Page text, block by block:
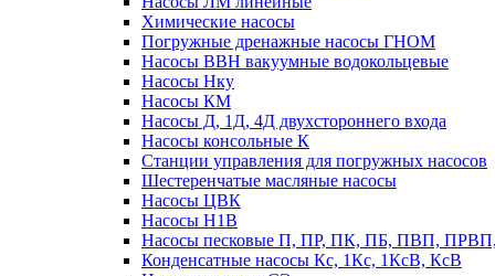
Химические насосы
Погружные дренажные насосы ГНОМ
Насосы ВВН вакуумные водокольцевые
Насосы Нку
Насосы КМ
Насосы Д, 1Д, 4Д двухстороннего входа
Насосы консольные К
Станции управления для погружных насосов
Шестеренчатые масляные насосы
Насосы ЦВК
Насосы Н1В
Насосы песковые П, ПР, ПК, ПБ, ПВП,
Конденсатные насосы Кс, 1Кс, 1КсВ, КсВ